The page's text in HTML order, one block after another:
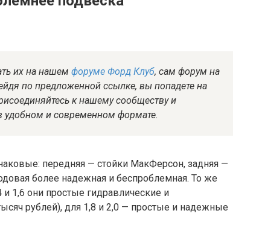
их на нашем форуме Форд Клуб, сам форум на
по предложенной ссылке, вы попадете на
к нашему сообществу и
удобном и современном формате.
передняя — стойки МакФерсон, задняя —
более надежная и беспроблемная. То же
1,6 они простые гидравлические и
рублей), для 1,8 и 2,0 — простые и надежные